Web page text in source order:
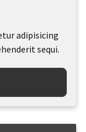
adipisicing
sequi.